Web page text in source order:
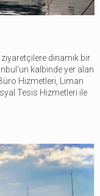
dinamik bir
kalbinde yer alan
Hizmetleri, Liman
Tesis Hizmetleri ile